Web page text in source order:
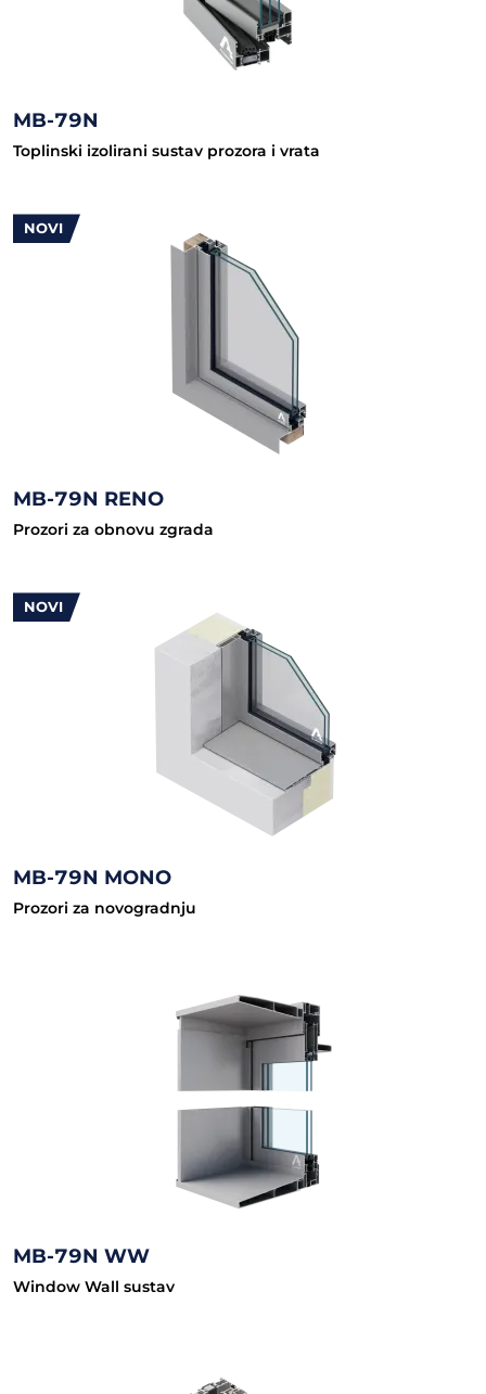
MB-79N
Toplinski izolirani sustav prozora i vrata
NOVI
MB-79N RENO
Prozori za obnovu zgrada
NOVI
MB-79N MONO
Prozori za novogradnju
MB-79N WW
Window Wall sustav